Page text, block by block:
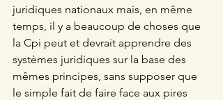
juridiques nationaux mais, en même
temps, il y a beaucoup de choses que
la Cpi peut et devrait apprendre des
systèmes juridiques sur la base des
mêmes principes, sans supposer que
le simple fait de faire face aux pires